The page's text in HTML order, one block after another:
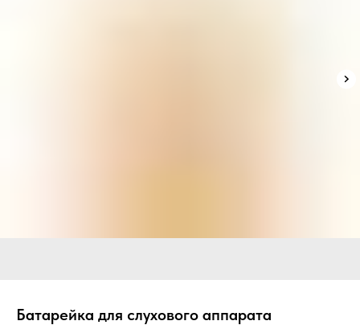
Батарейка для слухового аппарата